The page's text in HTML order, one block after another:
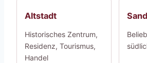
Altstadt
Historisches Zentrum,
Residenz, Tourismus,
Handel